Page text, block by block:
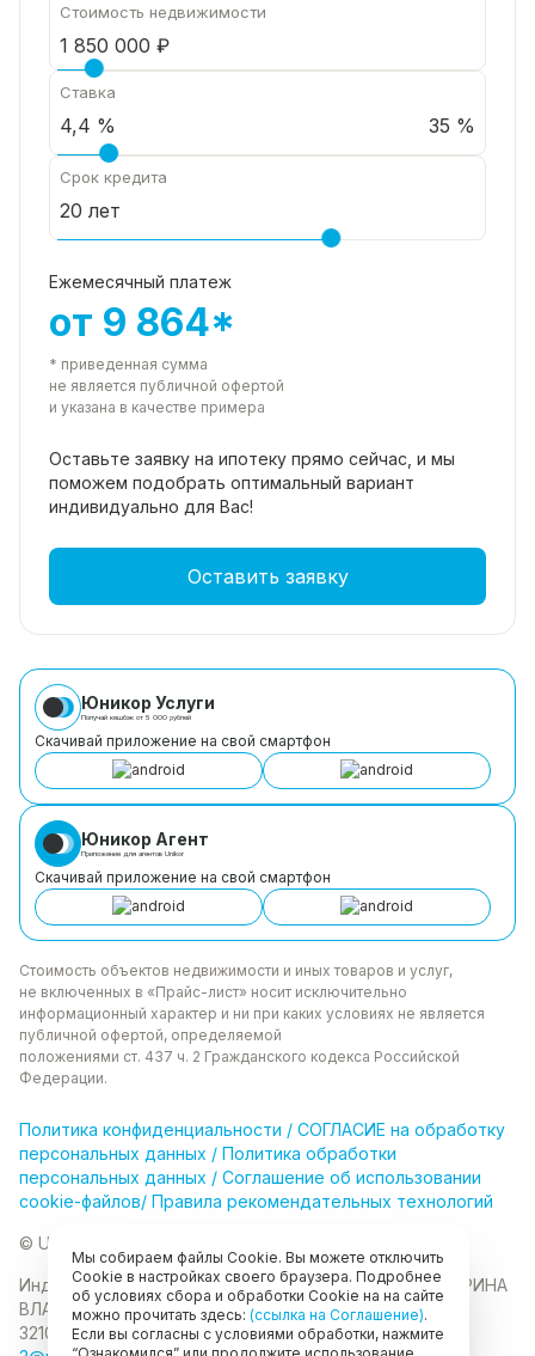
Стоимость недвижимости
Ставка
35 %
Срок кредита
Ежемесячный платеж
от 9 864*
* приведенная сумма
не является публичной офертой
и указана в качестве примера
Оставьте заявку на ипотеку прямо сейчас, и мы
поможем подобрать оптимальный вариант
индивидуально для Вас!
Оставить заявку
Юникор Услуги
Получай кешбэк от 5 000 рублей
Скачивай приложение на свой смартфон
Юникор Агент
Приложение для агентов Unikor
Скачивай приложение на свой смартфон
Стоимость объектов недвижимости и иных товаров и услуг,
не включенных в «Прайс-лист» носит исключительно
информационный характер и ни при каких условиях не является
публичной офертой, определяемой
положениями ст. 437 ч. 2 Гражданского кодекса Российской
Федерации.
Политика конфиденциальности / СОГЛАСИЕ на обработку
персональных данных / Политика обработки
персональных данных / Соглашение об использовании
cookie-файлов/ Правила рекомендательных технологий
© Unikor 2026
Индивидуальный предприниматель КОЛОМАСОВА ИРИНА
ВЛАДИМИРОВНАИНН 022403630403 ОГРНИП
321028000134889
Мы собираем файлы Cookie. Вы можете отключить
Cookie в настройках своего браузера. Подробнее
об условиях сбора и обработки Cookie на на сайте
можно прочитать здесь: (ссылка на Соглашение).
Если вы согласны с условиями обработки, нажмите